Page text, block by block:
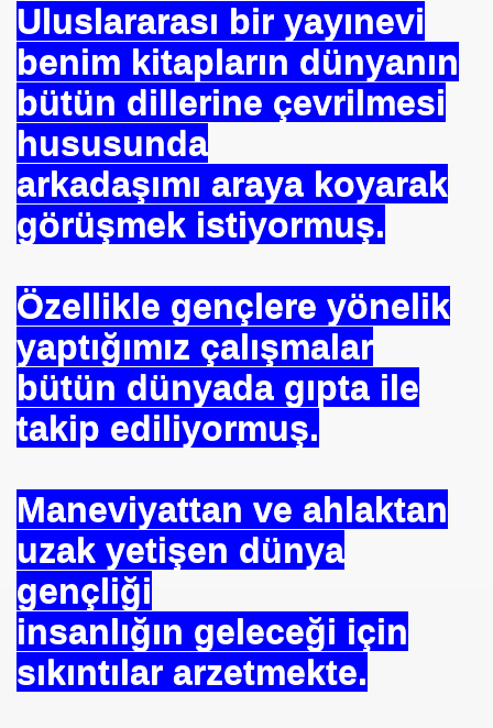
Uluslararası bir yayınevi
benim kitapların dünyanın
bütün dillerine çevrilmesi
hususunda
arkadaşımı araya koyarak
görüşmek istiyormuş.
Özellikle gençlere yönelik
yaptığımız çalışmalar
bütün dünyada gıpta ile
takip ediliyormuş.
Maneviyattan ve ahlaktan
uzak yetişen dünya
gençliği
insanlığın geleceği için
sıkıntılar arzetmekte.
NJ.Canlı Yayın